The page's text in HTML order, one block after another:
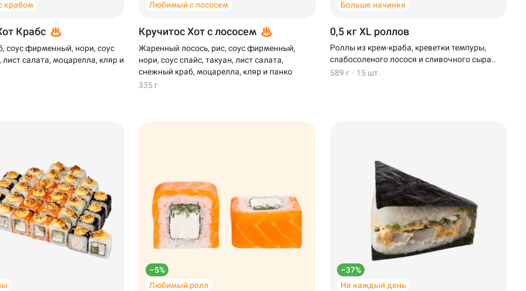
крабом
Крабс
соус фирменный, нори, соус
лист салата, моцарелла, кляр и
Любимый с лососем
Кручитос Хот с лососем
Жаренный лосось, рис, соус фирменный,
нори, соус спайс, такуан, лист салата,
снежный краб, моцарелла, кляр и панко
335 г
Больше начинки
0,5 кг XL роллов
Роллы из крем-краба, креветки темпуры,
слабосоленого лосося и сливочного сыра..
589 г · 15 шт.
–5%
Любимый ролл
–37%
На каждый день